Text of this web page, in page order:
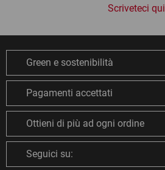
Scriveteci qui
Green e sostenibilità
Pagamenti accettati
Ottieni di più ad ogni ordine
Seguici su: